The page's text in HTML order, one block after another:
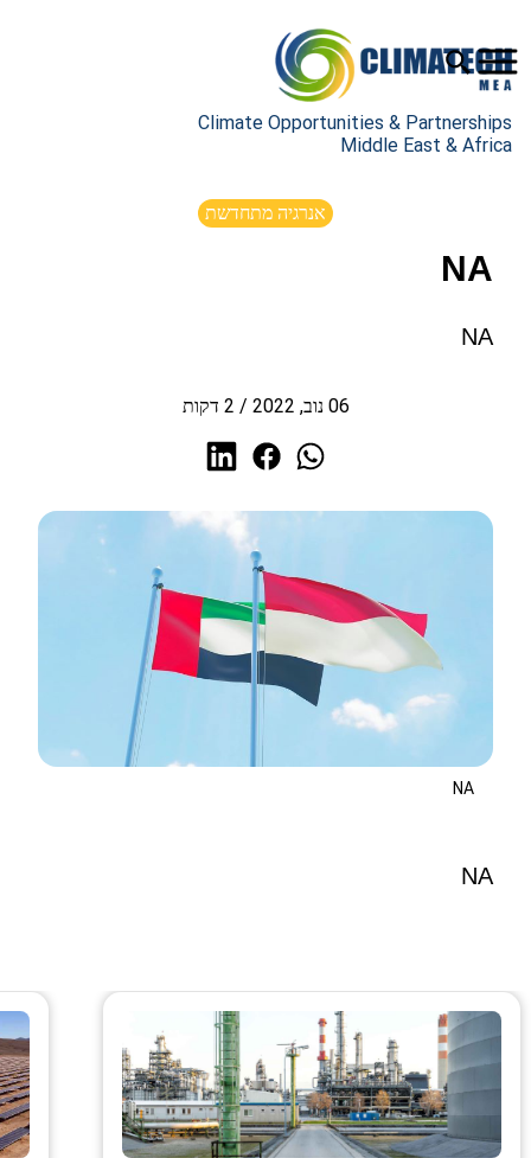
Climate Opportunities & Partnerships
Middle East & Africa
אנרגיה מתחדשת
NA
NA
06 נוב, 2022 /
2 דקות
NA
NA